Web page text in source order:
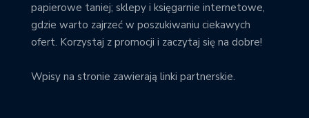
papierowe taniej; sklepy i księgarnie internetowe,
gdzie warto zajrzeć w poszukiwaniu ciekawych
ofert. Korzystaj z promocji i zaczytaj się na dobre!
Wpisy na stronie zawierają linki partnerskie.